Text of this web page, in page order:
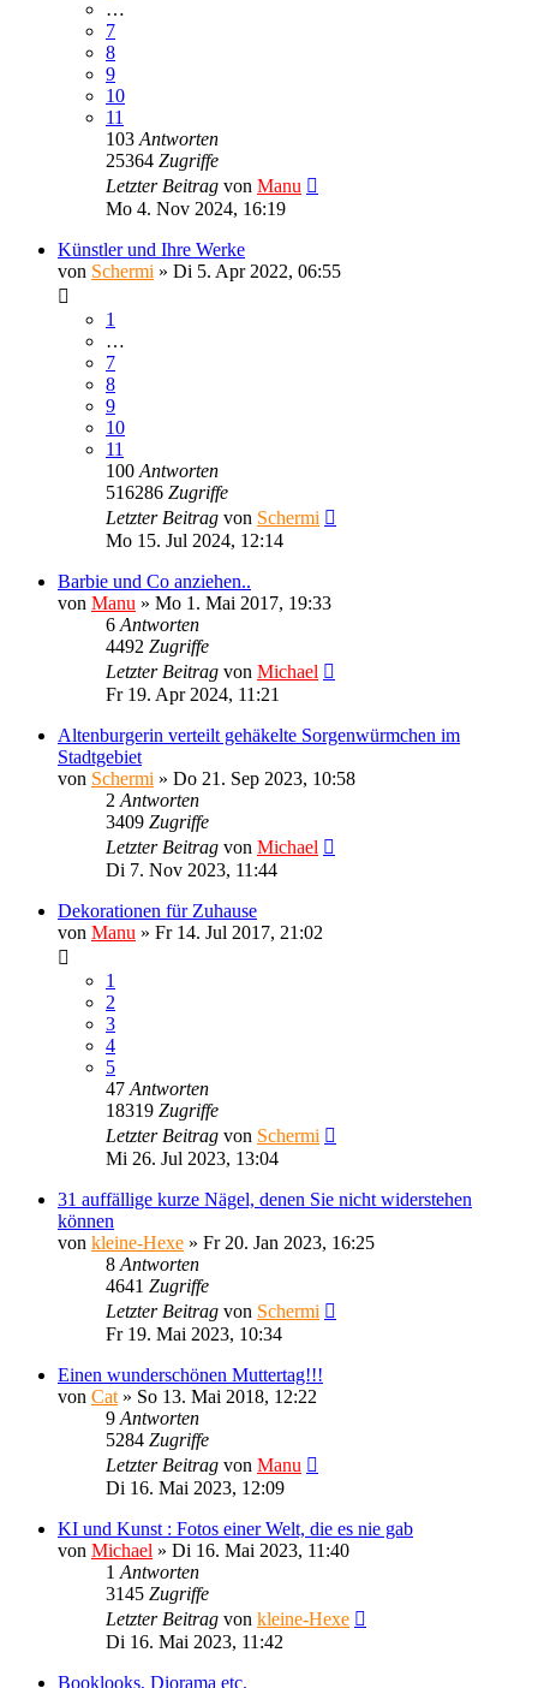
…
7
8
9
10
11
103 Antworten
25364 Zugriffe
Letzter Beitrag von Manu
Mo 4. Nov 2024, 16:19
Künstler und Ihre Werke
von Schermi » Di 5. Apr 2022, 06:55
1
…
7
8
9
10
11
100 Antworten
516286 Zugriffe
Letzter Beitrag von Schermi
Mo 15. Jul 2024, 12:14
Barbie und Co anziehen..
von Manu » Mo 1. Mai 2017, 19:33
6 Antworten
4492 Zugriffe
Letzter Beitrag von Michael
Fr 19. Apr 2024, 11:21
Altenburgerin verteilt gehäkelte Sorgenwürmchen im
Stadtgebiet
von Schermi » Do 21. Sep 2023, 10:58
2 Antworten
3409 Zugriffe
Letzter Beitrag von Michael
Di 7. Nov 2023, 11:44
Dekorationen für Zuhause
von Manu » Fr 14. Jul 2017, 21:02
1
2
3
4
5
47 Antworten
18319 Zugriffe
Letzter Beitrag von Schermi
Mi 26. Jul 2023, 13:04
31 auffällige kurze Nägel, denen Sie nicht widerstehen
können
von kleine-Hexe » Fr 20. Jan 2023, 16:25
8 Antworten
4641 Zugriffe
Letzter Beitrag von Schermi
Fr 19. Mai 2023, 10:34
Einen wunderschönen Muttertag!!!
von Cat » So 13. Mai 2018, 12:22
9 Antworten
5284 Zugriffe
Letzter Beitrag von Manu
Di 16. Mai 2023, 12:09
KI und Kunst : Fotos einer Welt, die es nie gab
von Michael » Di 16. Mai 2023, 11:40
1 Antworten
3145 Zugriffe
Letzter Beitrag von kleine-Hexe
Di 16. Mai 2023, 11:42
Booklooks, Diorama etc.